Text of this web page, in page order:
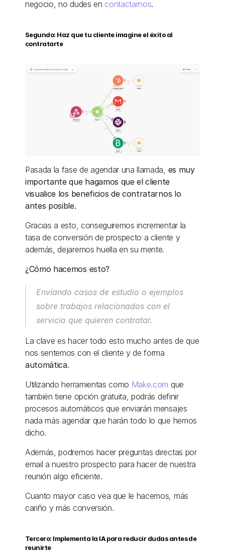
negocio, no dudes en contactarnos.
Segundo: Haz que tu cliente imagine el éxito al
contratarte
Pasada la fase de agendar una llamada, es muy
importante que hagamos que el cliente
visualice los beneficios de contratarnos lo
antes posible.
Gracias a esto, conseguiremos incrementar la
tasa de conversión de prospecto a cliente y
además, dejaremos huella en su mente.
¿Cómo hacemos esto?
Envíando casos de estudio o ejemplos
sobre trabajos relacionados con el
servicio que quieren contratar.
La clave es hacer todo esto mucho antes de que
automática.
Utilizando herramientas como Make.com que
también tiene opción gratuita, podrás definir
procesos automáticos que enviarán mensajes
nada más agendar que harán todo lo que hemos
dicho.
Además, podremos hacer preguntas directas por
email a nuestro prospecto para hacer de nuestra
reunión algo eficiente.
Cuanto mayor caso vea que le hacemos, más
cariño y más conversión.
Tercero: Implementa la IA para reducir dudas antes de
reunirte